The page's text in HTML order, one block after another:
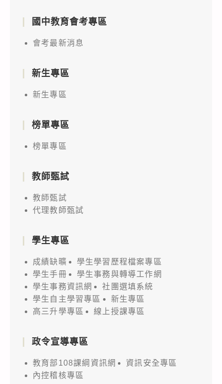
國中教育會考專區
會考最新消息
新生專區
新生專區
榜單專區
榜單專區
教師甄試
教師甄試
代理教師甄試
學生專區
成績缺曠
學生學習歷程檔案專區
學生手冊
學生事務與轉導工作網
學生事務資訊網
社團選填系統
學生自主學習專區
新生專區
高三升學專區
線上授課專區
政令宣導專區
教育部108課綱資訊網
資訊安全專區
內控稽核專區